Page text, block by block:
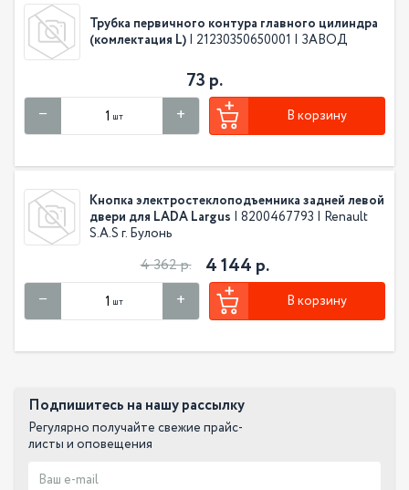
Трубка первичного контура главного цилиндра
(комлектация L) | 21230350650001 | ЗАВОД
73 р.
шт В корзину
Кнопка электростеклоподъемника задней левой
двери для LADA Largus | 8200467793 | Renault
S.A.S г. Булонь
4 362 р. 4 144 р.
шт В корзину
Подпишитесь на нашу рассылку
Регулярно получайте свежие прайс-
листы и оповещения